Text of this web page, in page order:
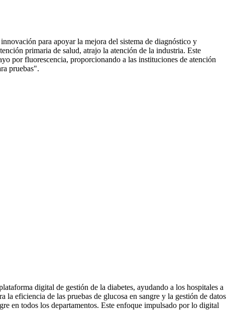
para apoyar la mejora del sistema de diagnóstico y
primaria de salud, atrajo la atención de la industria. Este
por fluorescencia, proporcionando a las instituciones de atención
pruebas".
digital de gestión de la diabetes, ayudando a los hospitales a
eficiencia de las pruebas de glucosa en sangre y la gestión de datos
en todos los departamentos. Este enfoque impulsado por lo digital